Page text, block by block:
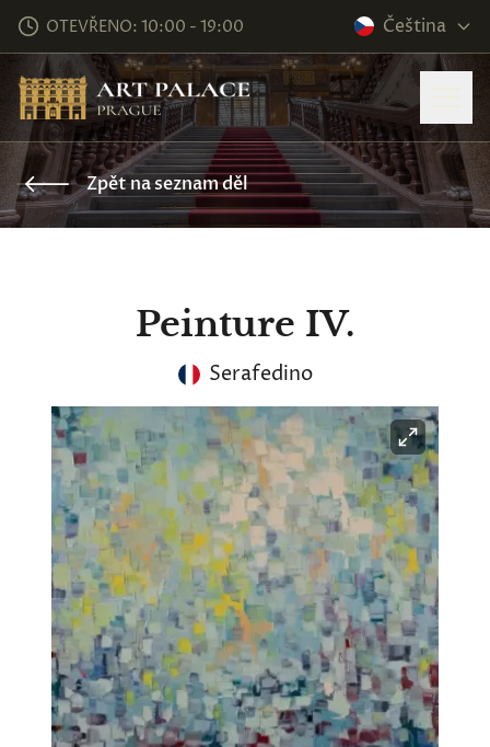
OTEVŘENO: 10:00 - 19:00 Čeština
Zpět na seznam děl
Peinture IV.
Serafedino